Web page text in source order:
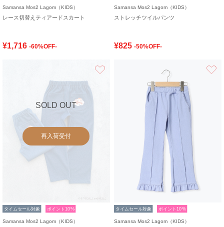
Samansa Mos2 Lagom（KIDS）
レース切替えティアードスカート
¥1,716 -60%OFF-
Samansa Mos2 Lagom（KIDS）
ストレッチツイルパンツ
¥825 -50%OFF-
SOLD OUT
再入荷受付
タイムセール対象 ポイント10%
Samansa Mos2 Lagom（KIDS）
タイムセール対象 ポイント10%
Samansa Mos2 Lagom（KIDS）